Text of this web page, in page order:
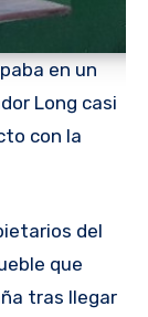
en un
Long casi
con la
que
tras llegar